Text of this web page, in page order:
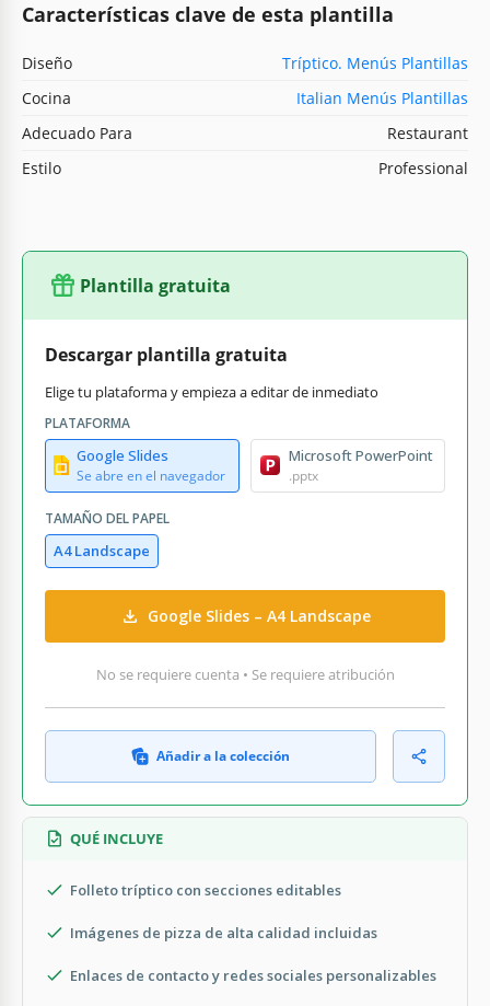
Características clave de esta plantilla
Diseño
Tríptico. Menús Plantillas
Cocina
Italian Menús Plantillas
Adecuado Para
Restaurant
Estilo
Professional
Plantilla gratuita
Descargar plantilla gratuita
Elige tu plataforma y empieza a editar de inmediato
PLATAFORMA
Google Slides
Se abre en el navegador
Microsoft PowerPoint
.pptx
TAMAÑO DEL PAPEL
A4 Landscape
Google Slides – A4 Landscape
No se requiere cuenta • Se requiere atribución
Añadir a la colección
QUÉ INCLUYE
Folleto tríptico con secciones editables
Imágenes de pizza de alta calidad incluidas
Enlaces de contacto y redes sociales personalizables